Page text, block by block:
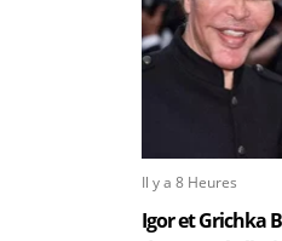
Il y a 8 Heures
Igor et Grichka